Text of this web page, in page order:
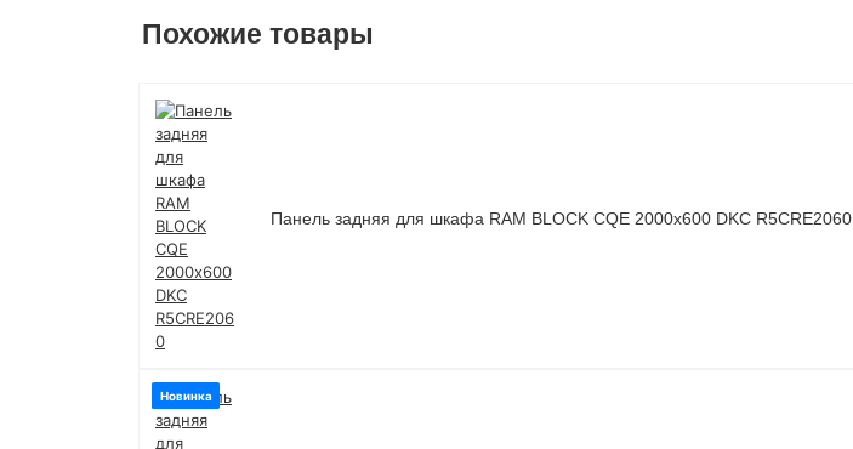
Похожие товары
Панель задняя для шкафа RAM BLOCK CQE 2000х600 DKC R5CRE2060
Новинка